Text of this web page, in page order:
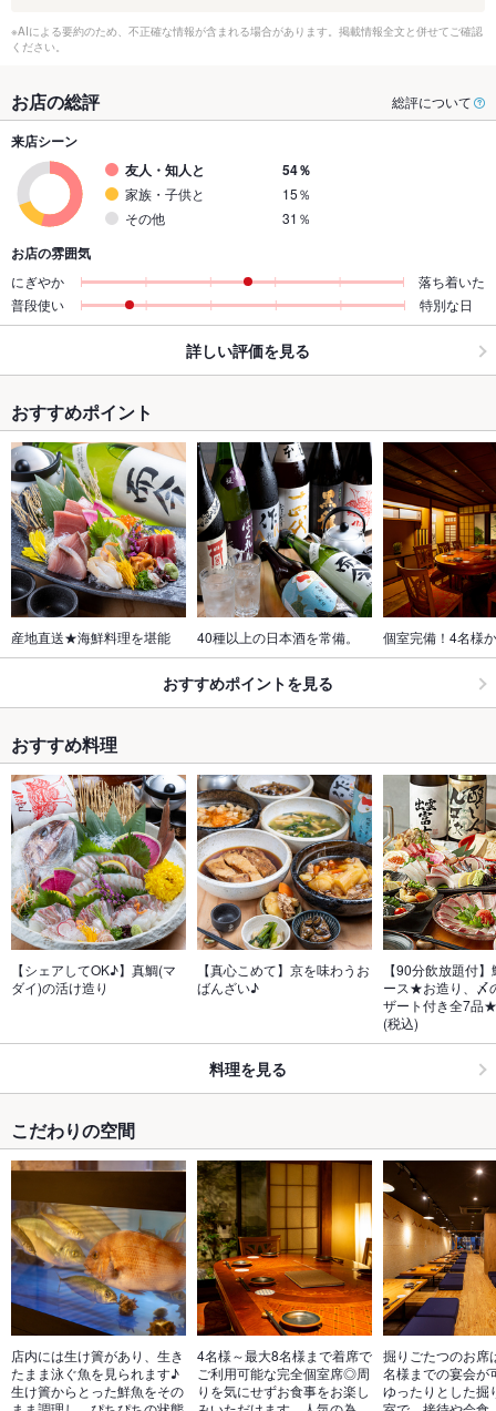
※AIによる要約のため、不正確な情報が含まれる場合があります。掲載情報全文と併せてご確認
ください。
お店の総評 総評について
来店シーン
友人・知人と
54％
家族・子供と
15％
その他
31％
お店の雰囲気
にぎやか
落ち着いた
普段使い
特別な日
詳しい評価を見る
おすすめポイント
産地直送★海鮮料理を堪能 40種以上の日本酒を常備。 個室完備！4名様
おすすめポイントを見る
おすすめ料理
【シェアしてOK♪】真鯛(マ
ダイ)の活け造り
【真心こめて】京を味わうお
ばんざい♪
【90分飲放題付
ース★お造り、〆
ザート付き全7品
(税込)
料理を見る
こだわりの空間
店内には生け簀があり、生き
たまま泳ぐ魚を見られます♪
生け簀からとった鮮魚をその
4名様～最大8名様まで着席で
ご利用可能な完全個室席◎周
りを気にせずお食事をお楽し
掘りごたつのお席
名様までの宴会が
ゆったりとした掘